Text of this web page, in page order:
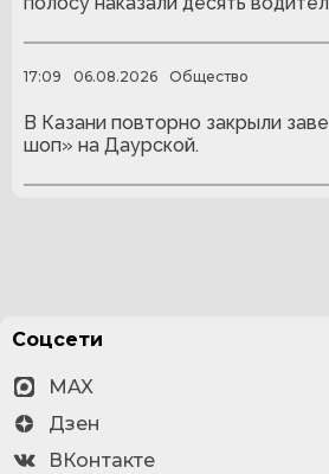
17:09 06.08.2026 Общество
В Казани повторно закрыли
шоп» на Даурской.
Соцсети
MAX
Дзен
ВКонтакте